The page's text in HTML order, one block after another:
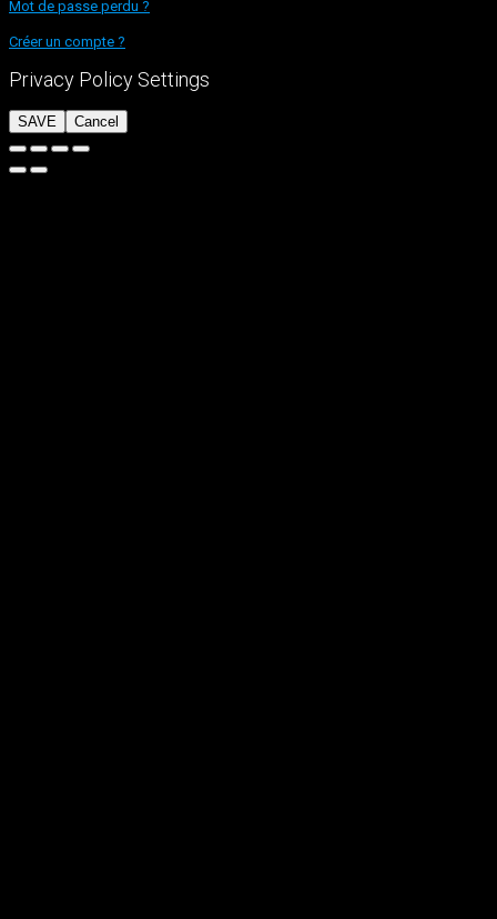
Mot de passe perdu ?
Créer un compte ?
Privacy Policy Settings
SAVE Cancel